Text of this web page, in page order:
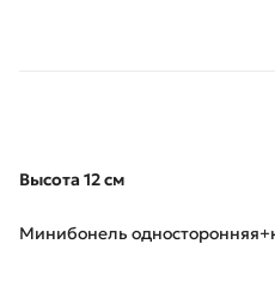
Высота 12 см
Минибонель